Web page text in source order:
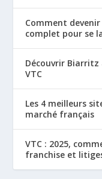
Comment
complet pour se
Découvrir
VTC
Les 4 meilleurs
marché français
VTC : 2025,
franchise et